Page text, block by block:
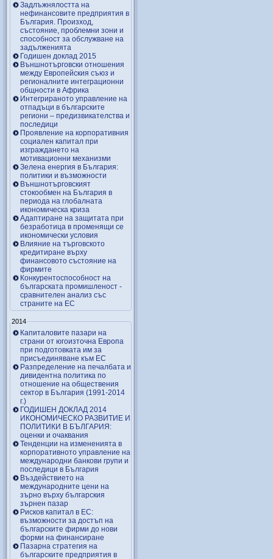
Задлъжнялостта на
нефинансовите предприятия в
България. Произход,
състояние, проблемни зони и
способност за обслужване на
задълженията
Годишен доклад 2015
Външнотърговски отношения
между Европейския съюз и
регионалните интеграционни
общности в Африка
Интегрираното управление на
отпадъци в българските
региони – предизвикателства и
последици
Проявление на корпоративния
социален капитал при
изграждането на
мотивационни механизми
Зелена енергия в България:
политики и възможности
Външнотърговският
стокообмен на България в
периода на глобалната
икономическа криза
Адаптиране на защитата при
безработица в променящи се
икономически условия
Влияние на търговското
кредитиране върху
финансовото състояние на
фирмите
Конкурентоспособност на
българската промишленост -
сравнителен анализ със
страните на ЕС
2014
Капиталовите пазари на
страни от югоизточна Европа
при подготовката им за
присъединяване към ЕС
Разпределение на печалбата и
дивидентна политика по
отношение на обществения
сектор в България (1991-2014
г.)
ГОДИШЕН ДОКЛАД 2014
ИКОНОМИЧЕСКО РАЗВИТИЕ И
ПОЛИТИКИ В БЪЛГАРИЯ:
оценки и очаквания
Тенденции на измененията в
корпоративното управление на
международни банкови групи и
последици в България
Въздействието на
международните цени на
зърно върху българския
зърнен пазар
Рисков капитал в ЕС:
възможности за достъп на
българските фирми до нови
форми на финансиране
Пазарна стратегия на
българските предприятия в